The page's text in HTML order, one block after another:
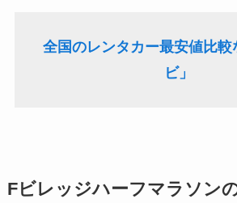
全国のレンタカー最安値比較
ビ」
Fビレッジハーフマラソン